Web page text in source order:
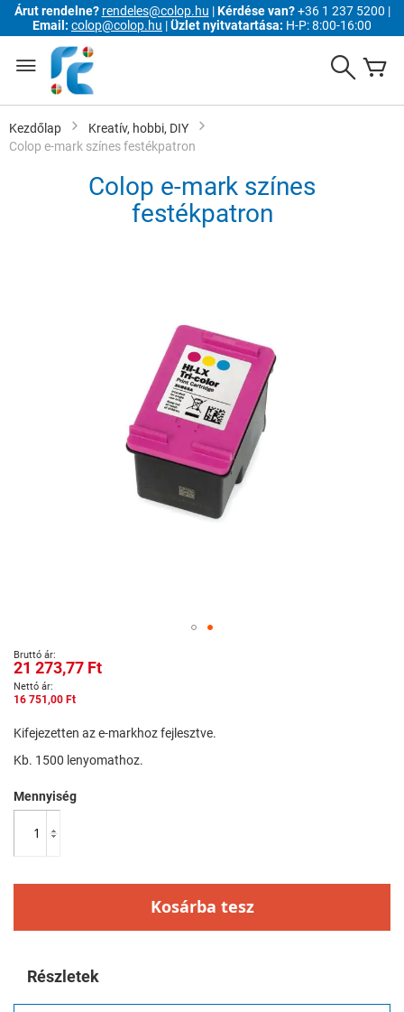
Árut rendelne? rendeles@colop.hu |Kérdése van?+36 1 237 5200 |
Email: colop@colop.hu |Üzlet nyitvatartása: H-P: 8:00-16:00
Search
Kezdőlap
Kreatív, hobbi, DIY
Colop e-mark színes festékpatron
Colop e-mark színes
festékpatron
Ugrás
a
képgaléria
elejére
21 273,77 Ft
16 751,00 Ft
Kifejezetten az e-markhoz fejlesztve.
Kb. 1500 lenyomathoz.
Mennyiség
Kosárba tesz
Részletek